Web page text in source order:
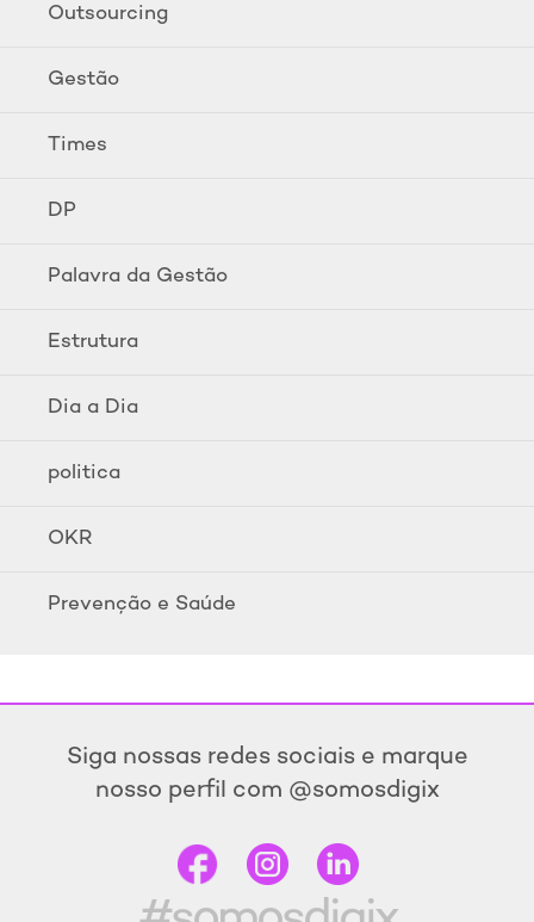
Outsourcing
Gestão
Times
DP
Palavra da Gestão
Estrutura
Dia a Dia
politica
OKR
Prevenção e Saúde
Siga nossas redes sociais e marque
nosso perfil com @somosdigix